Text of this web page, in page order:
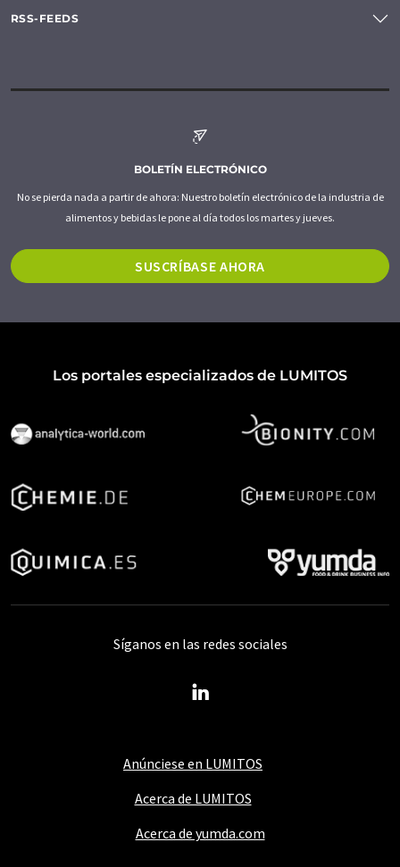
RSS-FEEDS
BOLETÍN ELECTRÓNICO
No se pierda nada a partir de ahora: Nuestro boletín electrónico de la industria de
alimentos y bebidas le pone al día todos los martes y jueves.
SUSCRÍBASE AHORA
Los portales especializados de LUMITOS
Anúnciese en LUMITOS
Acerca de LUMITOS
Acerca de yumda.com
Síganos en las redes sociales